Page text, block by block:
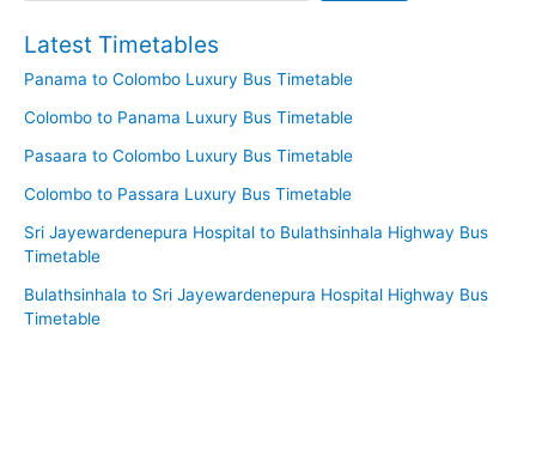
Latest Timetables
Panama to Colombo Luxury Bus Timetable
Colombo to Panama Luxury Bus Timetable
Pasaara to Colombo Luxury Bus Timetable
Colombo to Passara Luxury Bus Timetable
Sri Jayewardenepura Hospital to Bulathsinhala Highway Bus
Timetable
Bulathsinhala to Sri Jayewardenepura Hospital Highway Bus
Timetable